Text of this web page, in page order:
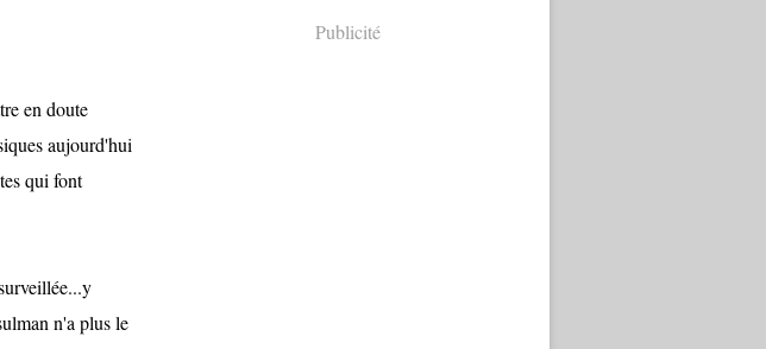
en doute
aujourd'hui
qui font
n'a plus le
Publicité